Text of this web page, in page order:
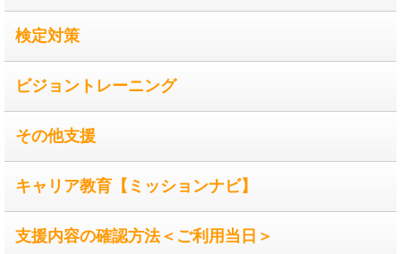
検定対策
ビジョントレーニング
その他支援
キャリア教育【ミッションナビ】
支援内容の確認方法＜ご利用当日＞